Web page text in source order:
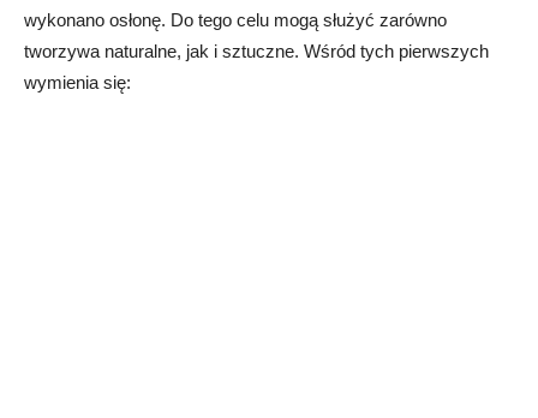
wykonano osłonę. Do tego celu mogą służyć zarówno
tworzywa naturalne, jak i sztuczne. Wśród tych pierwszych
wymienia się: